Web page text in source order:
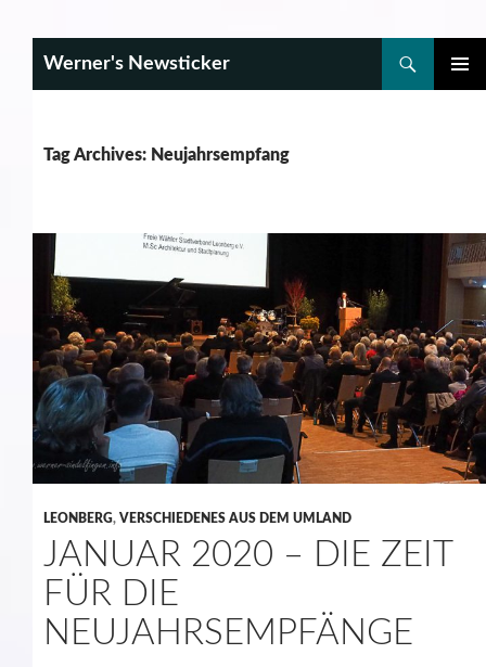
Werner's Newsticker
Tag Archives: Neujahrsempfang
LEONBERG, VERSCHIEDENES AUS DEM UMLAND
JANUAR 2020 – DIE ZEIT
FÜR DIE
NEUJAHRSEMPFÄNGE